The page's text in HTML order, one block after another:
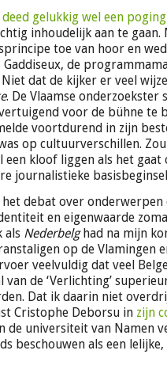
deed gelukkig wel een poging
inhoudelijk aan te gaan.
toe van hoor en
de
Niet dat de kijker er veel
. De Vlaamse onderzoekster
voor de bühne te
voortdurend in zijn
op cultuurverschillen.
een kloof liggen als het gaat
journalistieke
debat over onderwerpen
en eigenwaarde
als Nederbelghad na mijn
op de Vlamingen
veelvuldig dat veel
de ‘Verlichting’
Dat ik daarin niet
Cristophe Deborsu in zijn
de universiteit van Namen
beschouwen als een